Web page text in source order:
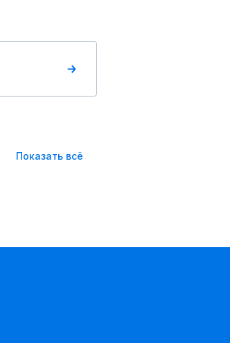
Элегантные
Показать всё